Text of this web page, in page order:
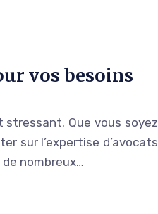
vos besoins
stressant. Que vous soyez
sur l’expertise d’avocats
nombreux…